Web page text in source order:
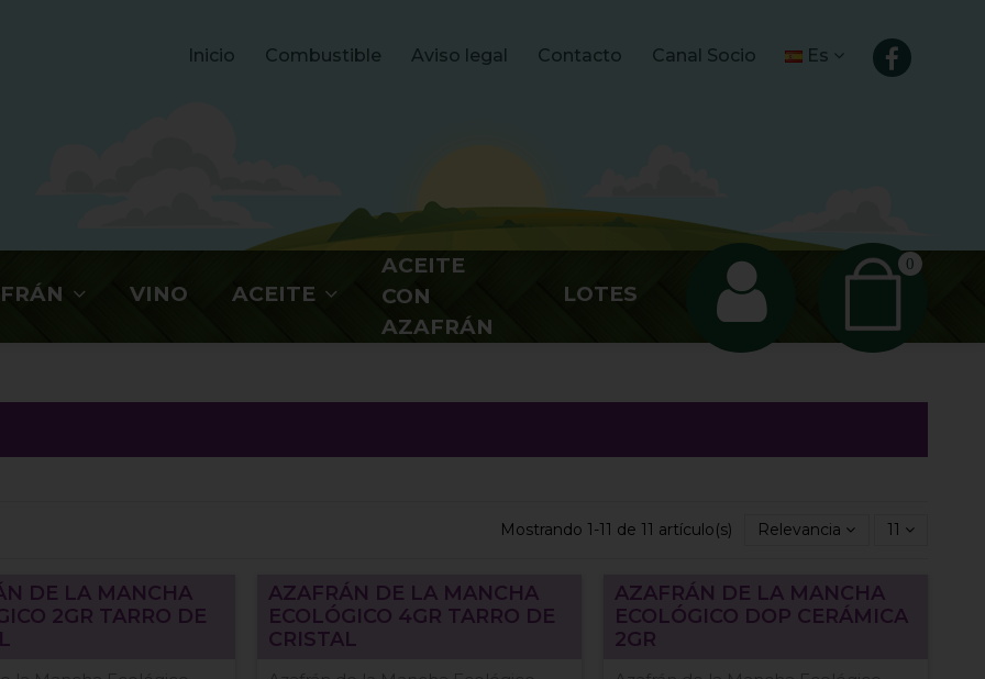
Inicio Combustible Aviso legal Contacto Canal Socio Es
0
VINO ACEITE
ACEITE
CON
AZAFRÁN
LOTES
Mostrando 1-11 de 11 artículo(s) Relevancia 11
DE LA MANCHA
2GR TARRO DE
AZAFRÁN DE LA MANCHA
ECOLÓGICO 4GR TARRO DE
CRISTAL
AZAFRÁN DE LA MANCHA
ECOLÓGICO DOP CERÁMICA
2GR